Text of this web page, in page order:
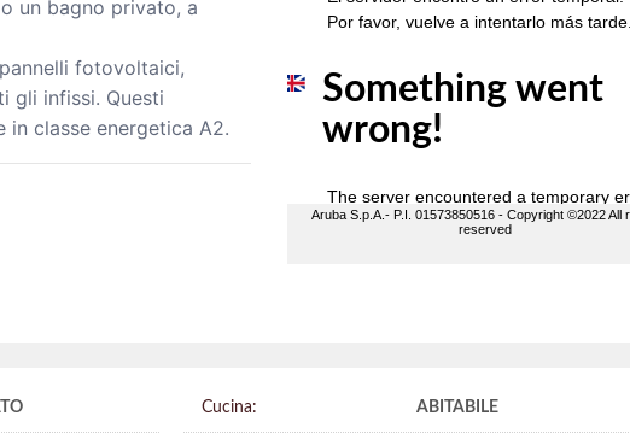
un bagno privato, a
fotovoltaici,
gli infissi. Questi
classe energetica A2.
Cucina: ABITABILE